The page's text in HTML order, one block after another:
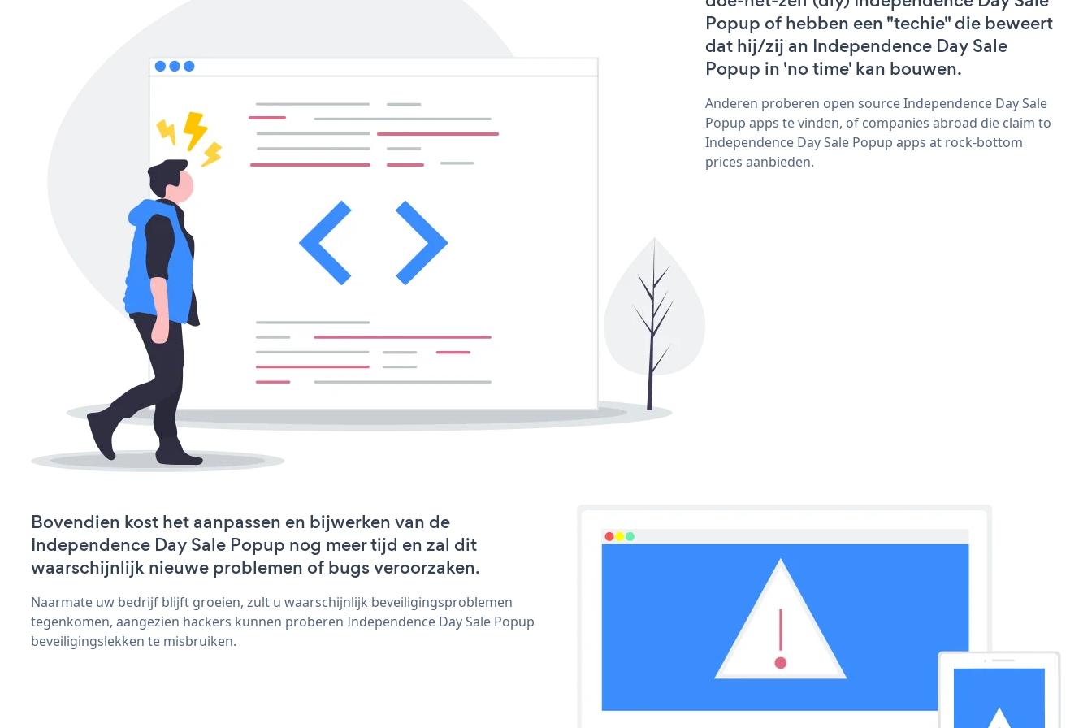
Popup of hebben een "techie" die beweert
dat hij/zij an Independence Day Sale
Popup in 'no time' kan bouwen.
Anderen proberen open source Independence Day Sale
Popup apps te vinden, of companies abroad die claim to
Independence Day Sale Popup apps at rock-bottom
prices aanbieden.
Bovendien kost het aanpassen en bijwerken van de
Independence Day Sale Popup nog meer tijd en zal dit
waarschijnlijk nieuwe problemen of bugs veroorzaken.
Naarmate uw bedrijf blijft groeien, zult u waarschijnlijk beveiligingsproblemen
tegenkomen, aangezien hackers kunnen proberen Independence Day Sale Popup
beveiligingslekken te misbruiken.